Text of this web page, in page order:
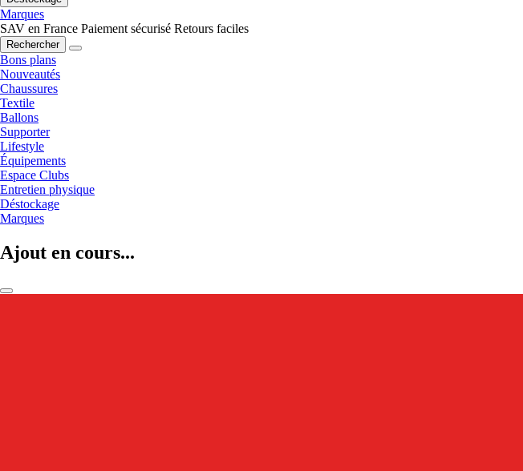
Marques
SAV en France Paiement sécurisé Retours faciles
Rechercher
Bons plans
Nouveautés
Chaussures
Textile
Ballons
Supporter
Lifestyle
Équipements
Espace Clubs
Entretien physique
Déstockage
Marques
Ajout en cours...